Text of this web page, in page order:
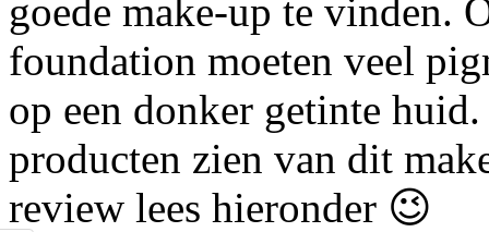
goede make-up te vinden.
foundation moeten veel
op een donker getinte
producten zien van dit
review lees hieronder 😉